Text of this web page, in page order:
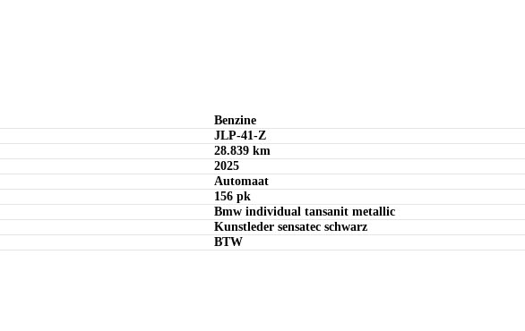
Benzine
JLP-41-Z
28.839 km
2025
Automaat
156 pk
Bmw individual tansanit metallic
Kunstleder sensatec schwarz
BTW